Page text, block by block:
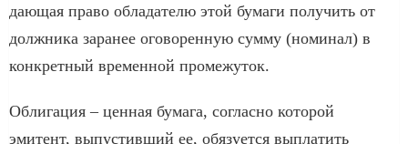
дающая право обладателю этой бумаги получить от
должника заранее оговоренную сумму (номинал) в
конкретный временной промежуток.
Облигация – ценная бумага, согласно которой
эмитент, выпустивший ее, обязуется выплатить